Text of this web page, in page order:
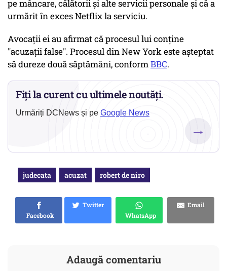
pe mâncare, călătorii și alte servicii personale și că a
urmărit în exces Netflix la serviciu.
Avocații ei au afirmat că procesul lui conține
"acuzații false". Procesul din New York este așteptat
să dureze două săptămâni, conformBBC.
Fiți la curent cu ultimele noutăți.
Urmăriți DCNews și pe Google News
→
judecata acuzat robert de niro
Facebook
Twitter
WhatsApp
Email
Adaugă comentariu